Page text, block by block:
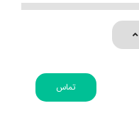
تماس